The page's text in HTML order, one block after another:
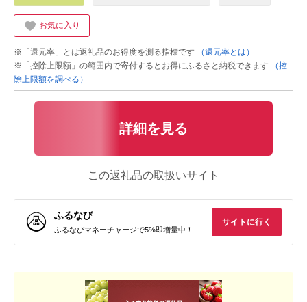
お気に入り
※「還元率」とは返礼品のお得度を測る指標です
（還元率とは）
※「控除上限額」の範囲内で寄付するとお得にふるさと納税できます
（控
除上限額を調べる）
詳細を見る
この返礼品の取扱いサイト
ふるなび
ふるなびマネーチャージで5%即増量中！
サイトに行く